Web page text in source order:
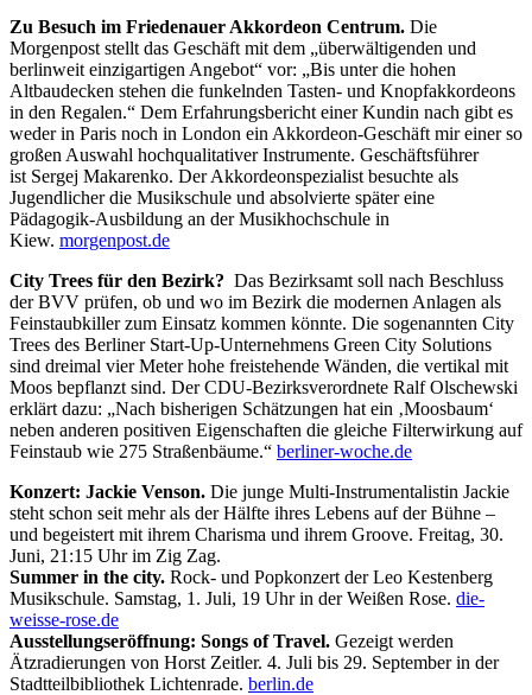
Zu Besuch im Friedenauer Akkordeon Centrum. Die
Morgenpost stellt das Geschäft mit dem „überwältigenden und
berlinweit einzigartigen Angebot“ vor: „Bis unter die hohen
Altbaudecken stehen die funkelnden Tasten- und Knopfakkordeons
in den Regalen.“ Dem Erfahrungsbericht einer Kundin nach gibt es
weder in Paris noch in London ein Akkordeon-Geschäft mir einer so
großen Auswahl hochqualitativer Instrumente. Geschäftsführer
ist Sergej Makarenko. Der Akkordeonspezialist besuchte als
Jugendlicher die Musikschule und absolvierte später eine
Pädagogik-Ausbildung an der Musikhochschule in
Kiew. morgenpost.de
City Trees für den Bezirk? Das Bezirksamt soll nach Beschluss
der BVV prüfen, ob und wo im Bezirk die modernen Anlagen als
Feinstaubkiller zum Einsatz kommen könnte. Die sogenannten City
Trees des Berliner Start-Up-Unternehmens Green City Solutions
sind dreimal vier Meter hohe freistehende Wänden, die vertikal mit
Moos bepflanzt sind. Der CDU-Bezirksverordnete Ralf Olschewski
erklärt dazu: „Nach bisherigen Schätzungen hat ein ‚Moosbaum‘
neben anderen positiven Eigenschaften die gleiche Filterwirkung auf
Feinstaub wie 275 Straßenbäume.“ berliner-woche.de
Konzert: Jackie Venson. Die junge Multi-Instrumentalistin Jackie
steht schon seit mehr als der Hälfte ihres Lebens auf der Bühne –
und begeistert mit ihrem Charisma und ihrem Groove. Freitag, 30.
Juni, 21:15 Uhr im Zig Zag.
Summer in the city. Rock- und Popkonzert der Leo Kestenberg
Musikschule. Samstag, 1. Juli, 19 Uhr in der Weißen Rose. die-
weisse-rose.de
Ausstellungseröffnung: Songs of Travel. Gezeigt werden
Ätzradierungen von Horst Zeitler. 4. Juli bis 29. September in der
Stadtteilbibliothek Lichtenrade. berlin.de